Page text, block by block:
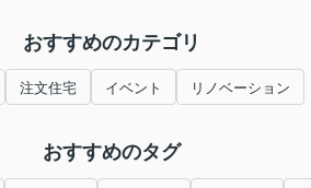
おすすめのカテゴリ
注文住宅 イベント リノベーション
おすすめのタグ